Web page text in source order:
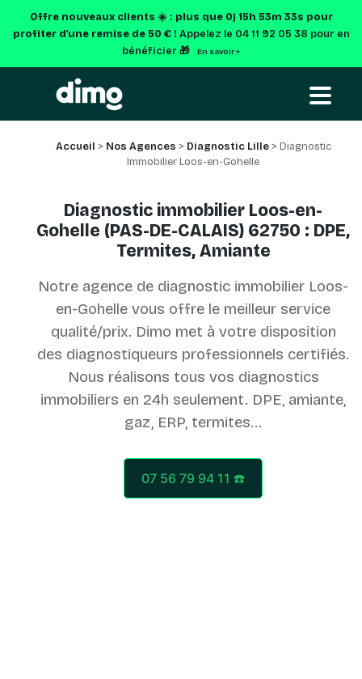
Offre nouveaux clients ☀️ : plus que 0j 15h 53m 33s pour
profiter d'une remise de 50 € ! Appelez le 04 11 92 05 38 pour en
bénéficier 🎁
En savoir +
Accueil > Nos Agences > Diagnostic Lille> Diagnostic
Immobilier Loos-en-Gohelle
Diagnostic immobilier Loos-en-
Gohelle (PAS-DE-CALAIS) 62750 : DPE,
Termites, Amiante
Notre agence de diagnostic immobilier Loos-
en-Gohelle vous offre le meilleur service
qualité/prix. Dimo met à votre disposition
des diagnostiqueurs professionnels certifiés.
Nous réalisons tous vos diagnostics
immobiliers en 24h seulement. DPE, amiante,
07 56 79 94 11 ☎️